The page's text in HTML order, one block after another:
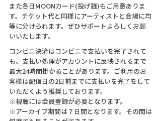
また各日MOONカード(投げ銭)もご用意ありま
す。チケット代と同様にアーティストと会場に均
等に分けられます。ぜひサポートよろしくお願
いいたします。
コンビニ決済はコンビニで支払いを完了されて
も、支払い処理がアカウントに反映されるまで
最大24時間掛かることがあります。ご利用のお
客様は配信日の2日前までに支払いを完了をして
いただくよう推奨しております。
※視聴には会員登録が必要となります。
※アーカイブ期間は７日間となります。その間は